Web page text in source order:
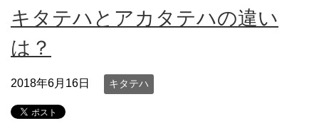
キタテハとアカタテハの違い
は？
2018年6月16日 キタテハ